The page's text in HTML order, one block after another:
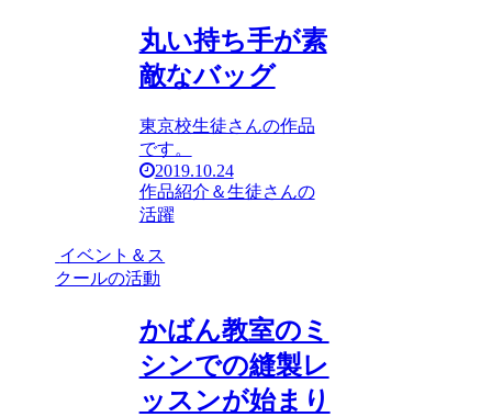
丸い持ち手が素
敵なバッグ
東京校生徒さんの作品
です。
2019.10.24
作品紹介＆生徒さんの
活躍
イベント＆ス
クールの活動
かばん教室のミ
シンでの縫製レ
ッスンが始まり